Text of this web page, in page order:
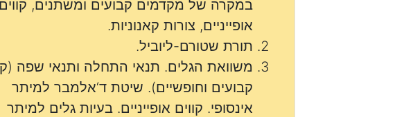
במקרה של מקדמים קבועים ומשתנים, קווים
אופייניים, צורות קאנוניות.
תורת שטורם-ליוביל.
משוואת הגלים. תנאי התחלה ותנאי שפה
קבועים וחופשיים). שיטת ד‘אלמבר למיתר
אינסופי. קווים אופייניים. בעיות גלים למיתר